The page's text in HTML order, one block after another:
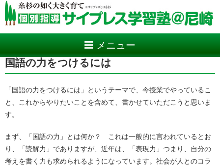
メニュー
国語の力をつけるには
「国語の力をつけるには」というテーマで、今授業でやっているこ
と、これからやりたいことを含めて、書かせていただこうと思いま
す。
まず、「国語の力」とは何か？ これは一般的に言われているとお
り、「読解力」でありますが、近年は、「表現力」つまり、自分の
考えを書く力も求められるようになっています。社会が人とのコラ